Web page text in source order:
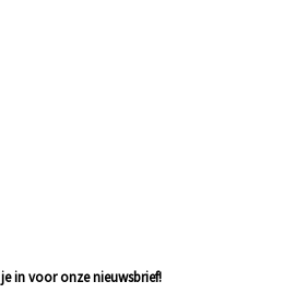
in voor onze nieuwsbrief!